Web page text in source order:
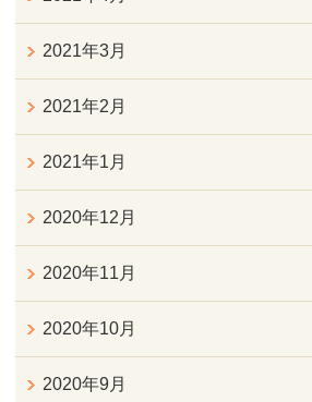
2021年3月
2021年2月
2021年1月
2020年12月
2020年11月
2020年10月
2020年9月